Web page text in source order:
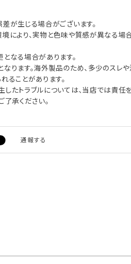
が生じる場合がございます。
により、実物と色味や質感が異なる場
なる場合があります。
ります。海外製品のため、多少のスレや
ることがあります。
たトラブルについては、当店では責任
了承ください。
通報する